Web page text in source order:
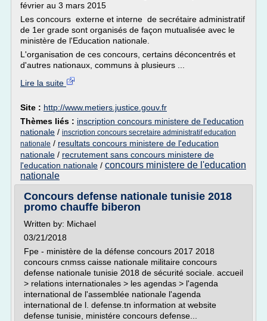
février au 3 mars 2015
Les concours externe et interne de secrétaire administratif
de 1er grade sont organisés de façon mutualisée avec le
ministère de l'Education nationale.
L'organisation de ces concours, certains déconcentrés et
d'autres nationaux, communs à plusieurs ...
Lire la suite
Site : http://www.metiers.justice.gouv.fr
Thèmes liés : inscription concours ministere de l'education
nationale / inscription concours secretaire administratif education
nationale / resultats concours ministere de l'education
nationale / recrutement sans concours ministere de
l'education nationale / concours ministere de l'education
nationale
Concours defense nationale tunisie 2018
promo chauffe biberon
Written by: Michael
03/21/2018
Fpe - ministère de la défense concours 2017 2018
concours cnmss caisse nationale militaire concours
defense nationale tunisie 2018 de sécurité sociale. accueil
> relations internationales > les agendas > l'agenda
international de l'assemblée nationale l'agenda
international de l. defense.tn information at website
defense tunisie, ministére concours defense...